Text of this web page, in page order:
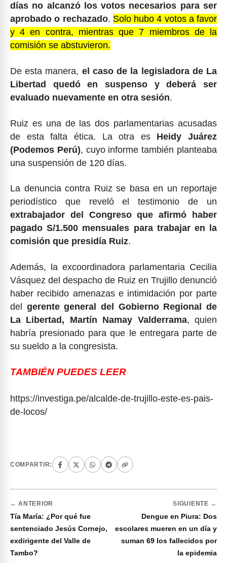
días no alcanzó los votos necesarios para ser
aprobado o rechazado. Solo hubo 4 votos a favor
y 4 en contra, mientras que 7 miembros de la
comisión se abstuvieron.
De esta manera, el caso de la legisladora de La
Libertad quedó en suspenso y deberá ser
evaluado nuevamente en otra sesión.
Ruiz es una de las dos parlamentarias acusadas
de esta falta ética. La otra es Heidy Juárez
(Podemos Perú), cuyo informe también planteaba
una suspensión de 120 días.
La denuncia contra Ruiz se basa en un reportaje
periodístico que reveló el testimonio de un
extrabajador del Congreso que afirmó haber
pagado S/1.500 mensuales para trabajar en la
comisión que presidía Ruiz.
Además, la excoordinadora parlamentaria Cecilia
Vásquez del despacho de Ruiz en Trujillo denunció
haber recibido amenazas e intimidación por parte
del gerente general del Gobierno Regional de
La Libertad, Martín Namay Valderrama, quien
habría presionado para que le entregara parte de
su sueldo a la congresista.
TAMBIÉN PUEDES LEER
https://investiga.pe/alcalde-de-trujillo-este-es-pais-
de-locos/
COMPARTIR:
← ANTERIOR
Tía María: ¿Por qué fue
sentenciado Jesús Cornejo,
exdirigente del Valle de
Tambo?
SIGUIENTE →
Dengue en Piura: Dos
escolares mueren en un día y
suman 69 los fallecidos por
la epidemia